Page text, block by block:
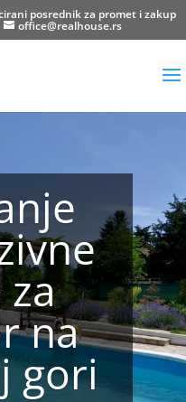
posrednik za promet i zakup
office@realhouse.rs
za
na
gori